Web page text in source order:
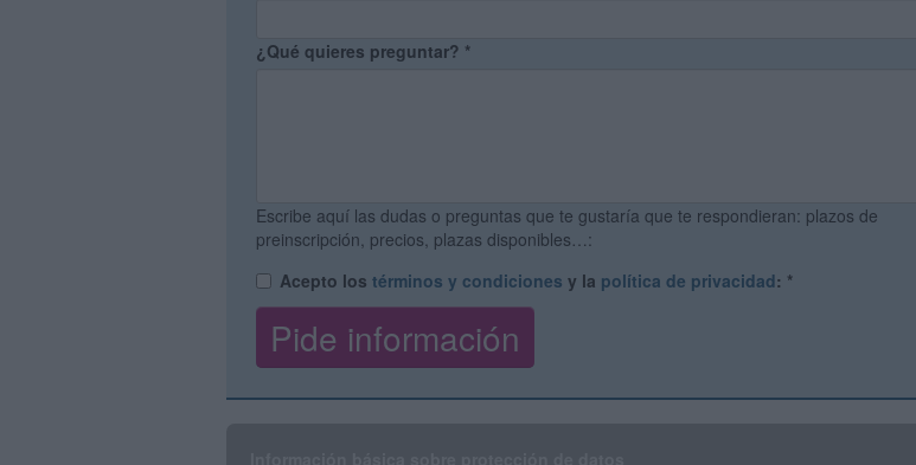
¿Qué quieres preguntar? *
Escribe aquí las dudas o preguntas que te gustaría que te respondieran: plazos de
preinscripción, precios, plazas disponibles…:
Acepto los términos y condiciones y la política de privacidad: *